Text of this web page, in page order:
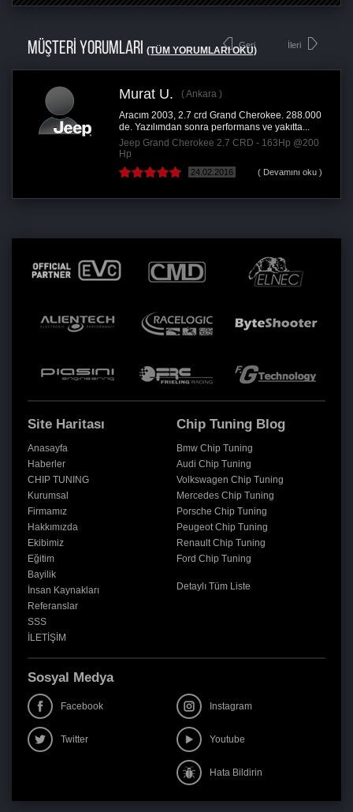
MÜŞTERİ YORUMLARI (TÜM YORUMLARI OKU)
Geri
Murat U.
Ankara
Aracım 2003, 2.7 crd Grand Cherokee. 288.000
de. Yazılımdan sonra performans ve yakıtta...
Jeep Grand Cherokee 2.7 CRD - 163Hp @200
Hp
24.02.2016 ( Devamını oku )
İleri
Site Haritası
Anasayfa
Haberler
CHIP TUNING
Kurumsal
Firmamız
Hakkımızda
Ekibimiz
Eğitim
Bayilik
İnsan Kaynakları
Referanslar
SSS
İLETİŞİM
Chip Tuning Blog
Bmw Chip Tuning
Audi Chip Tuning
Volkswagen Chip Tuning
Mercedes Chip Tuning
Porsche Chip Tuning
Peugeot Chip Tuning
Renault Chip Tuning
Ford Chip Tuning
Detaylı Tüm Liste
Sosyal Medya
Facebook Instagram
Twitter Youtube
Hata Bildirin